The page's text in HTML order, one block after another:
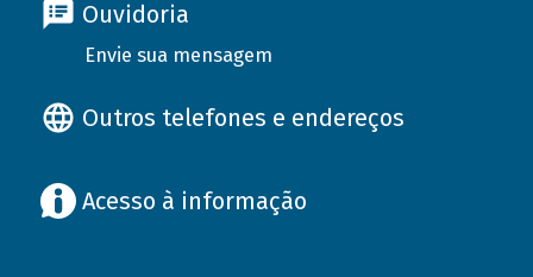
Ouvidoria
Envie sua mensagem
Outros telefones e endereços
Acesso à informação